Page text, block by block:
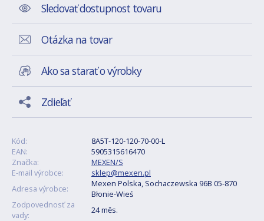
Sledovať dostupnost tovaru
Otázka na tovar
Ako sa starať o výrobky
Zdieľať
Kód:
8A5T-120-120-70-00-L
EAN:
5905315616470
Značka:
MEXEN/S
E-mail výrobce:
sklep@mexen.pl
Adresa výrobce:
Mexen Polska, Sochaczewska 96B 05-870
Błonie-Wieś
Zodpovednosť za
vady:
24 měs.